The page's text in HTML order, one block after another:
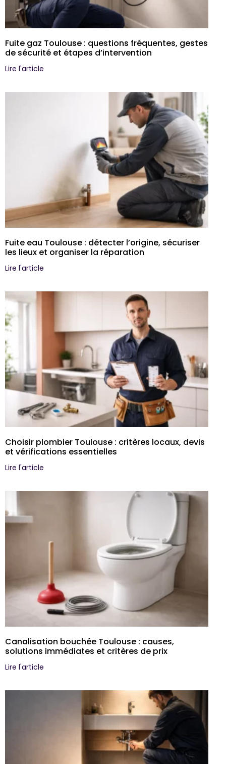
Fuite gaz Toulouse : questions fréquentes, gestes
de sécurité et étapes d’intervention
Lire l'article
Fuite eau Toulouse : détecter l’origine, sécuriser
les lieux et organiser la réparation
Lire l'article
Choisir plombier Toulouse : critères locaux, devis
et vérifications essentielles
Lire l'article
Canalisation bouchée Toulouse : causes,
solutions immédiates et critères de prix
Lire l'article